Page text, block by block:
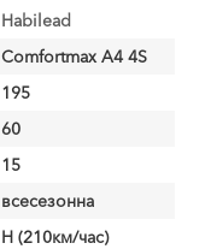
Habilead
Comfortmax A4 4S
195
60
15
всесезонна
H (210км/час)